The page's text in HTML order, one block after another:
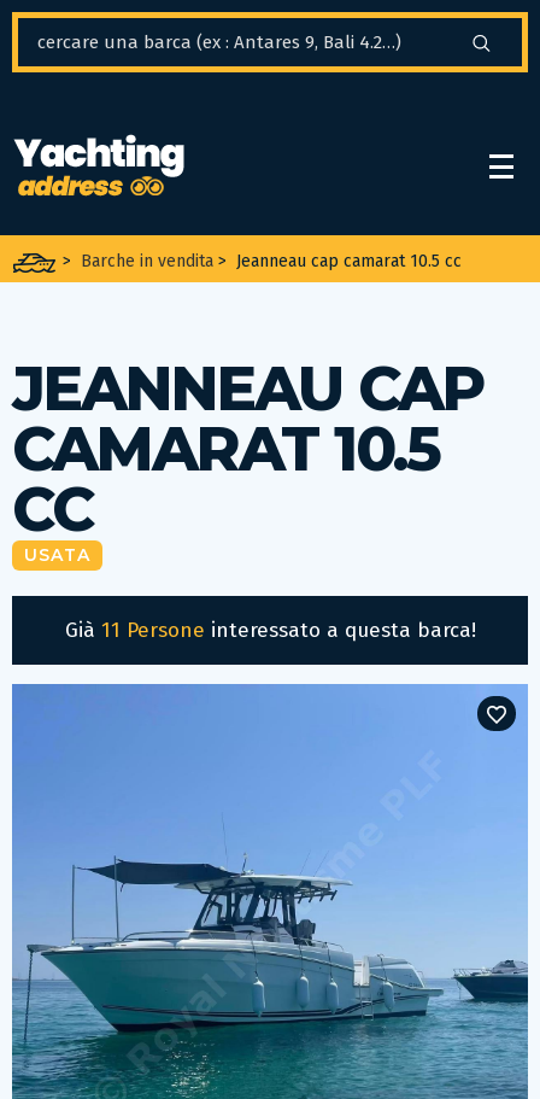
> Barche in vendita > Jeanneau cap camarat 10.5 cc
JEANNEAU CAP
CAMARAT 10.5
CC
USATA
Già 11 Persone interessato a questa barca!
Pannello di gestione dei cookies